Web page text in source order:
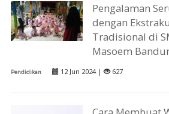
Pengalaman
dengan
Tradisional di
Masoem
Pendidikan 12 Jun 2024 | 627